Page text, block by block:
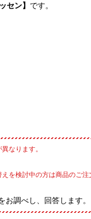
セン】 です。
なります。
を検討中の方は商品のご注
調べし、回答します。